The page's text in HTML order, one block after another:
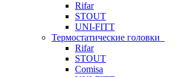
Rifar
STOUT
UNI-FITT
Термостатические головки
Rifar
STOUT
Comisa